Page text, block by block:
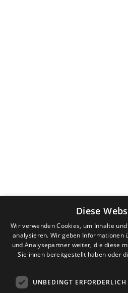
Diese
Wir verwenden Cookies, um Inhalte
analysieren. Wir geben Informationen
und Analysepartner weiter, die diese
Sie ihnen bereitgestellt haben oder
UNBEDINGT ERFORDERLICH